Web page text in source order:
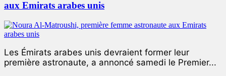
aux Emirats arabes unis
Les Émirats arabes unis devraient former leur
première astronaute, a annoncé samedi le Premier...